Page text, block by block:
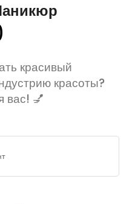
красивый
красоты?
вас! 💅